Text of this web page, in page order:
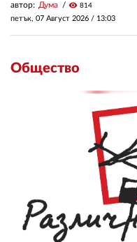
автор: Дума visibility 814
петък, 07 Август 2026 / 13:03
Общество